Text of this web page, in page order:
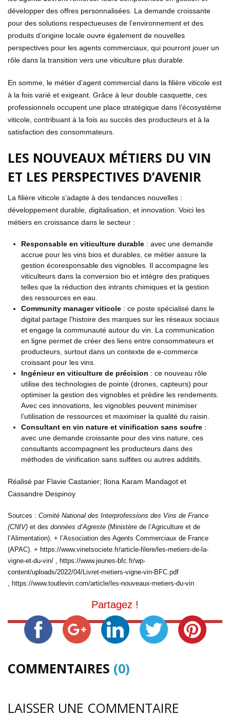
développer des offres personnalisées. La demande croissante
pour des solutions respectueuses de l’environnement et des
produits d’origine locale ouvre également de nouvelles
perspectives pour les agents commerciaux, qui pourront jouer un
rôle dans la transition vers une viticulture plus durable.
En somme, le métier d’agent commercial dans la filière viticole est
à la fois varié et exigeant. Grâce à leur double casquette, ces
professionnels occupent une place stratégique dans l’écosystème
viticole, contribuant à la fois au succès des producteurs et à la
satisfaction des consommateurs.
LES NOUVEAUX MÉTIERS DU VIN
ET LES PERSPECTIVES D’AVENIR
La filière viticole s’adapte à des tendances nouvelles :
développement durable, digitalisation, et innovation. Voici les
métiers en croissance dans le secteur :
Responsable en viticulture durable: avec une demande
accrue pour les vins bios et durables, ce métier assure la
gestion écoresponsable des vignobles. Il accompagne les
viticulteurs dans la conversion bio et intègre des pratiques
telles que la réduction des intrants chimiques et la gestion
des ressources en eau.
Community manager viticole: ce poste spécialisé dans le
digital partage l’histoire des marques sur les réseaux sociaux
et engage la communauté autour du vin. La communication
en ligne permet de créer des liens entre consommateurs et
producteurs, surtout dans un contexte de e-commerce
croissant pour les vins.
Ingénieur en viticulture de précision : ce nouveau rôle
utilise des technologies de pointe (drones, capteurs) pour
optimiser la gestion des vignobles et prédire les rendements.
Avec ces innovations, les vignobles peuvent minimiser
l’utilisation de ressources et maximiser la qualité du raisin.
Consultant en vin nature et vinification sans soufre:
avec une demande croissante pour des vins nature, ces
consultants accompagnent les producteurs dans des
méthodes de vinification sans sulfites ou autres additifs.
Réalisé par Flavie Castanier; Ilona Karam Mandagot et
Cassandre Despinoy
Sources : Comité National des Interprofessions des Vins de France
(CNIV) et des données d’Agreste (Ministère de l’Agriculture et de
l’Alimentation). + l’Association des Agents Commerciaux de France
(APAC). + https://www.vinetsociete.fr/article-filere/les-metiers-de-la-
vigne-et-du-vin/ , https://www.jeunes-bfc.fr/wp-
content/uploads/2022/04/Livret-metiers-vigne-vin-BFC.pdf
, https://www.toutlevin.com/article/les-nouveaux-metiers-du-vin
Partagez !
COMMENTAIRES (0)
LAISSER UNE COMMENTAIRE